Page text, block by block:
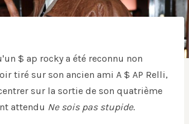
$ ap rocky a été reconnu non
tiré sur son ancien ami A $ AP Relli,
sur la sortie de son quatrième
attendu Ne sois pas stupide.